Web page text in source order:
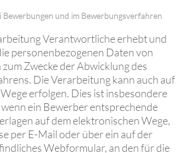
Bewerbungen und im Bewerbungsverfahren
Verantwortliche erhebt und
personenbezogenen Daten von
Zwecke der Abwicklung des
Die Verarbeitung kann auch auf
erfolgen. Dies ist insbesondere
ein Bewerber entsprechende
auf dem elektronischen Wege,
per E-Mail oder über ein auf der
Webformular, an den für die